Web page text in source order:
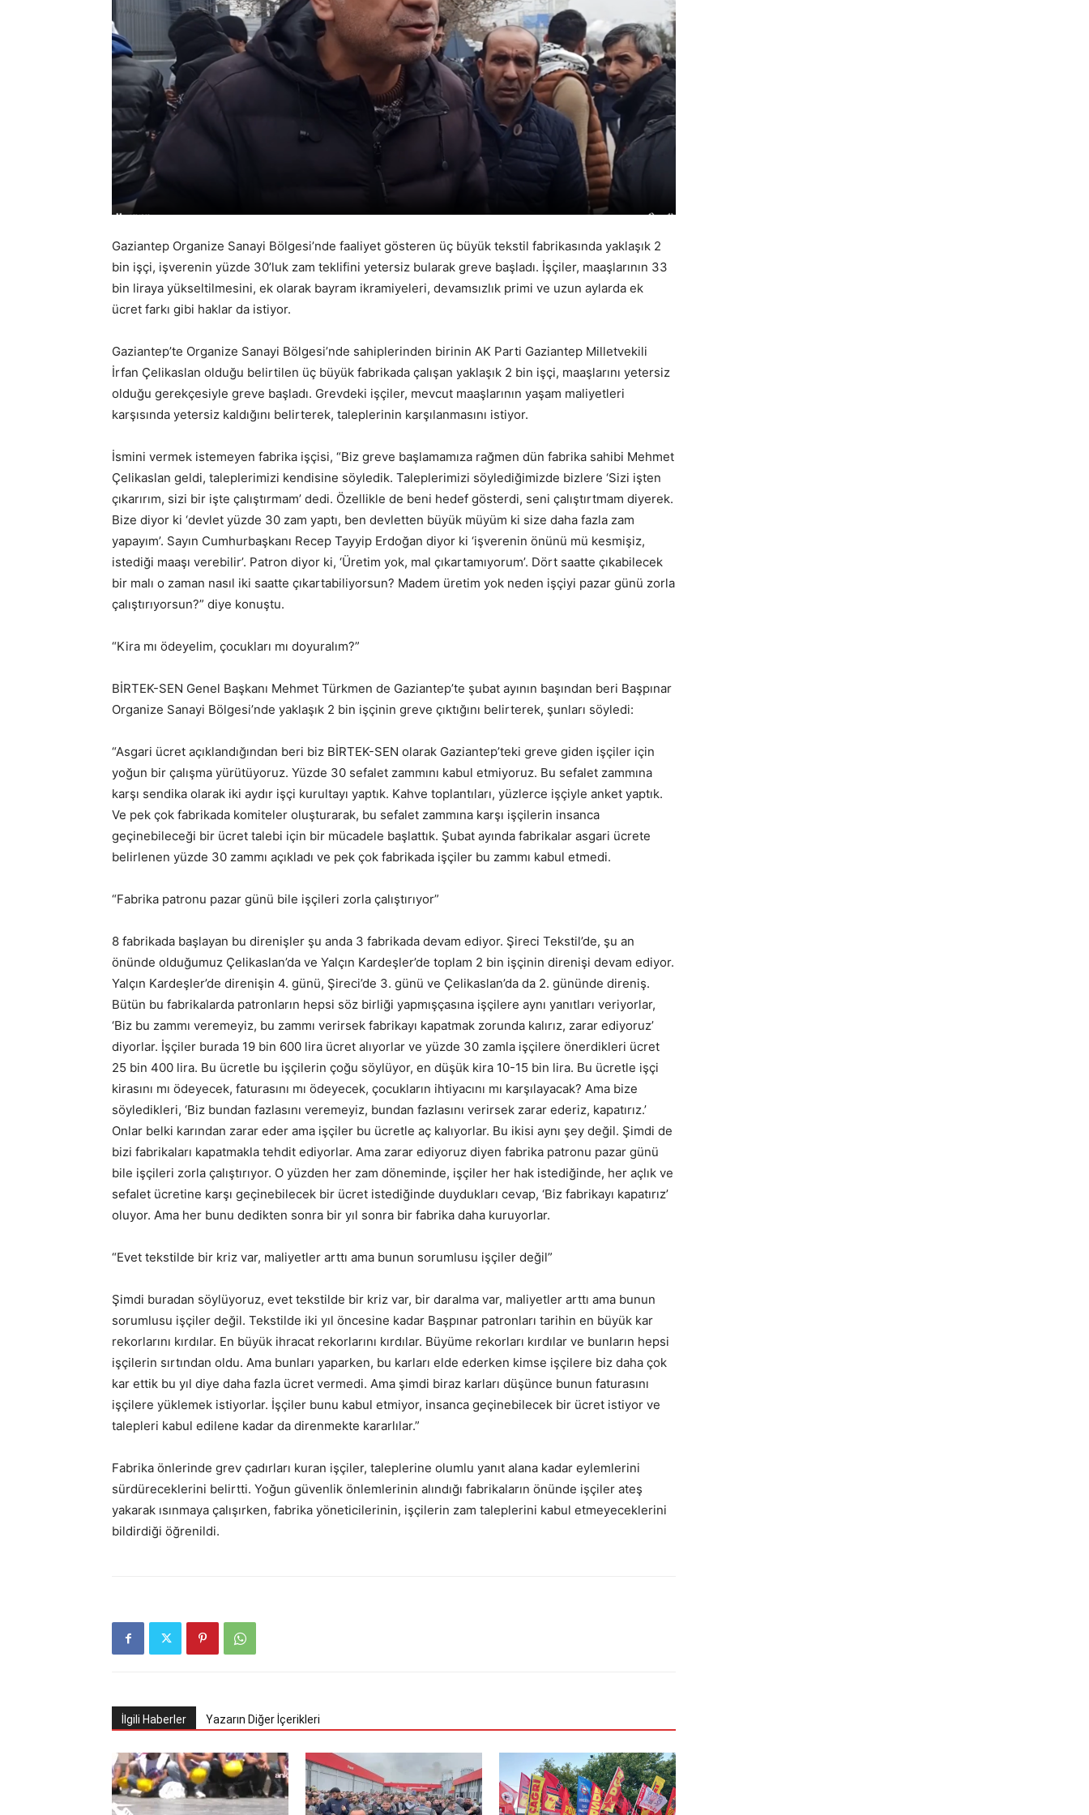
Gaziantep Organize Sanayi Bölgesi’nde faaliyet gösteren üç büyük tekstil fabrikasında yaklaşık 2
bin işçi, işverenin yüzde 30’luk zam teklifini yetersiz bularak greve başladı. İşçiler, maaşlarının 33
bin liraya yükseltilmesini, ek olarak bayram ikramiyeleri, devamsızlık primi ve uzun aylarda ek
ücret farkı gibi haklar da istiyor.
Gaziantep’te Organize Sanayi Bölgesi’nde sahiplerinden birinin AK Parti Gaziantep Milletvekili
İrfan Çelikaslan olduğu belirtilen üç büyük fabrikada çalışan yaklaşık 2 bin işçi, maaşlarını yetersiz
olduğu gerekçesiyle greve başladı. Grevdeki işçiler, mevcut maaşlarının yaşam maliyetleri
karşısında yetersiz kaldığını belirterek, taleplerinin karşılanmasını istiyor.
İsmini vermek istemeyen fabrika işçisi, “Biz greve başlamamıza rağmen dün fabrika sahibi Mehmet
Çelikaslan geldi, taleplerimizi kendisine söyledik. Taleplerimizi söylediğimizde bizlere ‘Sizi işten
çıkarırım, sizi bir işte çalıştırmam’ dedi. Özellikle de beni hedef gösterdi, seni çalıştırtmam diyerek.
Bize diyor ki ‘devlet yüzde 30 zam yaptı, ben devletten büyük müyüm ki size daha fazla zam
yapayım’. Sayın Cumhurbaşkanı Recep Tayyip Erdoğan diyor ki ‘işverenin önünü mü kesmişiz,
istediği maaşı verebilir’. Patron diyor ki, ‘Üretim yok, mal çıkartamıyorum’. Dört saatte çıkabilecek
bir malı o zaman nasıl iki saatte çıkartabiliyorsun? Madem üretim yok neden işçiyi pazar günü zorla
çalıştırıyorsun?” diye konuştu.
“Kira mı ödeyelim, çocukları mı doyuralım?”
BİRTEK-SEN Genel Başkanı Mehmet Türkmen de Gaziantep’te şubat ayının başından beri Başpınar
Organize Sanayi Bölgesi’nde yaklaşık 2 bin işçinin greve çıktığını belirterek, şunları söyledi:
“Asgari ücret açıklandığından beri biz BİRTEK-SEN olarak Gaziantep’teki greve giden işçiler için
yoğun bir çalışma yürütüyoruz. Yüzde 30 sefalet zammını kabul etmiyoruz. Bu sefalet zammına
karşı sendika olarak iki aydır işçi kurultayı yaptık. Kahve toplantıları, yüzlerce işçiyle anket yaptık.
Ve pek çok fabrikada komiteler oluşturarak, bu sefalet zammına karşı işçilerin insanca
geçinebileceği bir ücret talebi için bir mücadele başlattık. Şubat ayında fabrikalar asgari ücrete
belirlenen yüzde 30 zammı açıkladı ve pek çok fabrikada işçiler bu zammı kabul etmedi.
“Fabrika patronu pazar günü bile işçileri zorla çalıştırıyor”
8 fabrikada başlayan bu direnişler şu anda 3 fabrikada devam ediyor. Şireci Tekstil’de, şu an
önünde olduğumuz Çelikaslan’da ve Yalçın Kardeşler’de toplam 2 bin işçinin direnişi devam ediyor.
Yalçın Kardeşler’de direnişin 4. günü, Şireci’de 3. günü ve Çelikaslan’da da 2. gününde direniş.
Bütün bu fabrikalarda patronların hepsi söz birliği yapmışçasına işçilere aynı yanıtları veriyorlar,
‘Biz bu zammı veremeyiz, bu zammı verirsek fabrikayı kapatmak zorunda kalırız, zarar ediyoruz’
diyorlar. İşçiler burada 19 bin 600 lira ücret alıyorlar ve yüzde 30 zamla işçilere önerdikleri ücret
25 bin 400 lira. Bu ücretle bu işçilerin çoğu söylüyor, en düşük kira 10-15 bin lira. Bu ücretle işçi
kirasını mı ödeyecek, faturasını mı ödeyecek, çocukların ihtiyacını mı karşılayacak? Ama bize
söyledikleri, ‘Biz bundan fazlasını veremeyiz, bundan fazlasını verirsek zarar ederiz, kapatırız.’
Onlar belki karından zarar eder ama işçiler bu ücretle aç kalıyorlar. Bu ikisi aynı şey değil. Şimdi de
bizi fabrikaları kapatmakla tehdit ediyorlar. Ama zarar ediyoruz diyen fabrika patronu pazar günü
bile işçileri zorla çalıştırıyor. O yüzden her zam döneminde, işçiler her hak istediğinde, her açlık ve
sefalet ücretine karşı geçinebilecek bir ücret istediğinde duydukları cevap, ‘Biz fabrikayı kapatırız’
oluyor. Ama her bunu dedikten sonra bir yıl sonra bir fabrika daha kuruyorlar.
“Evet tekstilde bir kriz var, maliyetler arttı ama bunun sorumlusu işçiler değil”
Şimdi buradan söylüyoruz, evet tekstilde bir kriz var, bir daralma var, maliyetler arttı ama bunun
sorumlusu işçiler değil. Tekstilde iki yıl öncesine kadar Başpınar patronları tarihin en büyük kar
rekorlarını kırdılar. En büyük ihracat rekorlarını kırdılar. Büyüme rekorları kırdılar ve bunların hepsi
işçilerin sırtından oldu. Ama bunları yaparken, bu karları elde ederken kimse işçilere biz daha çok
kar ettik bu yıl diye daha fazla ücret vermedi. Ama şimdi biraz karları düşünce bunun faturasını
işçilere yüklemek istiyorlar. İşçiler bunu kabul etmiyor, insanca geçinebilecek bir ücret istiyor ve
talepleri kabul edilene kadar da direnmekte kararlılar.”
Fabrika önlerinde grev çadırları kuran işçiler, taleplerine olumlu yanıt alana kadar eylemlerini
sürdüreceklerini belirtti. Yoğun güvenlik önlemlerinin alındığı fabrikaların önünde işçiler ateş
yakarak ısınmaya çalışırken, fabrika yöneticilerinin, işçilerin zam taleplerini kabul etmeyeceklerini
bildirdiği öğrenildi.
İlgili Haberler Yazarın Diğer İçerikleri